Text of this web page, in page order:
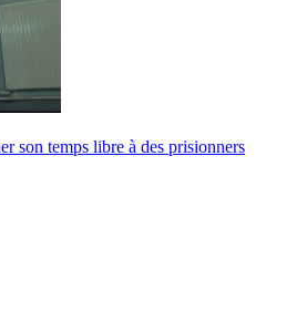
son temps libre à des prisionners